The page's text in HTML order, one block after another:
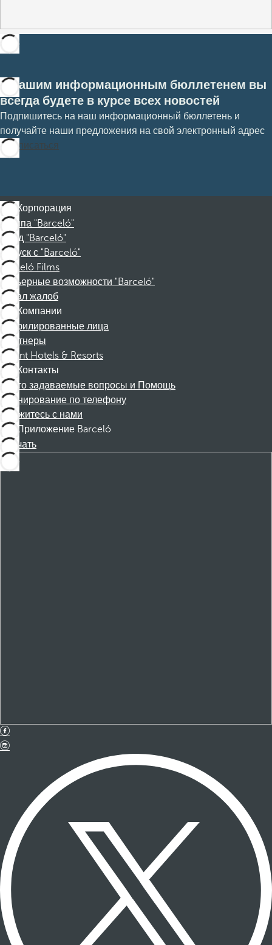
С нашим информационным бюллетенем вы
всегда будете в курсе всех новостей
Подпишитесь на наш информационный бюллетень и
получайте наши предложения на свой электронный адрес
Подписаться
Корпорация
Группа "Barceló"
Фонд "Barceló"
Отпуск с "Barceló"
Barceló Films
Карьерные возможности "Barceló"
Канал жалоб
Компании
Аффилированные лица
Партнеры
Dorint Hotels & Resorts
Контакты
Часто задаваемые вопросы и Помощь
Бронирование по телефону
Свяжитесь с нами
Приложение Barceló
Скачать